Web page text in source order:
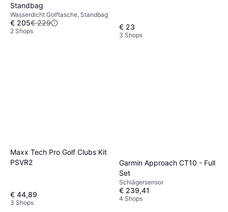
Standbag
Wasserdicht Golftasche, Standbag
€ 205€ 229
2 Shops € 23
3 Shops
Maxx Tech Pro Golf Clubs Kit
PSVR2
€ 44,89
3 Shops
Garmin Approach CT10 - Full
Set
Schlägersensor
€ 239,41
4 Shops